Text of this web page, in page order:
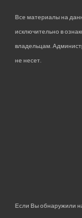
Все материалы на
исключительно в
владельцам.
не несет.
Если Вы обнаружили